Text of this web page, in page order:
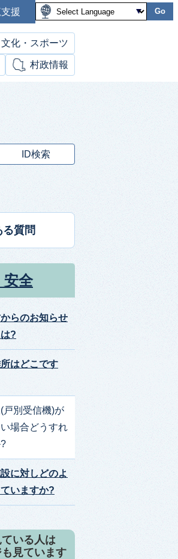
援 Go
文化・スポーツ
村政情報
ID検索
る質問
安全
らのお知らせ
?
はどこです
戸別受信機)が
場合どうすれ
に対しどのよ
いますか?
いる人は
見ています